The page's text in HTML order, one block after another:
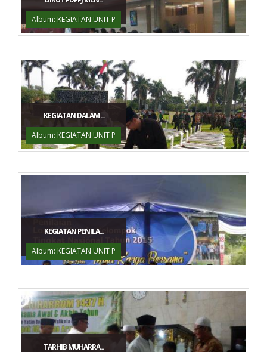
Album: KEGIATAN UNIT P
KEGIATAN DALAM ...
Album: KEGIATAN UNIT P
KEGIATAN PENILA...
Album: KEGIATAN UNIT P
TARHIB MUHARRA...